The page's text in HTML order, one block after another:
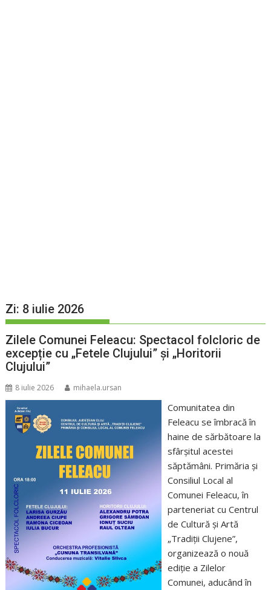
Zi: 8 iulie 2026
Zilele Comunei Feleacu: Spectacol folcloric de
excepție cu „Fetele Clujului” și „Horitorii
Clujului”
8 iulie 2026 mihaela.ursan
Comunitatea din
Feleacu se îmbracă în
haine de sărbătoare la
sfârșitul acestei
săptămâni. Primăria și
Consiliul Local al
Comunei Feleacu, în
parteneriat cu Centrul
de Cultură și Artă
„Tradiții Clujene”,
organizează o nouă
ediție a Zilelor
Comunei, aducând în